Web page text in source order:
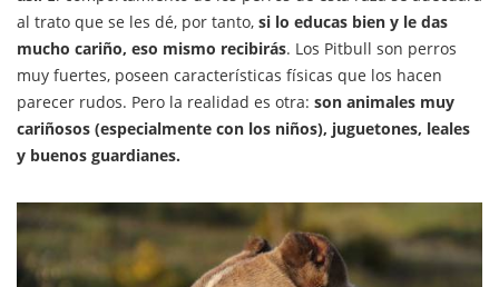
al trato que se les dé, por tanto, si lo educas bien y le das
mucho cariño, eso mismo recibirás. Los Pitbull son perros
muy fuertes, poseen características físicas que los hacen
parecer rudos. Pero la realidad es otra: son animales muy
cariñosos (especialmente con los niños), juguetones, leales
y buenos guardianes.